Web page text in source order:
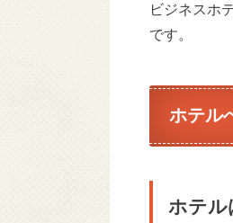
ビジネスホ
です。
ホテル
ホテル